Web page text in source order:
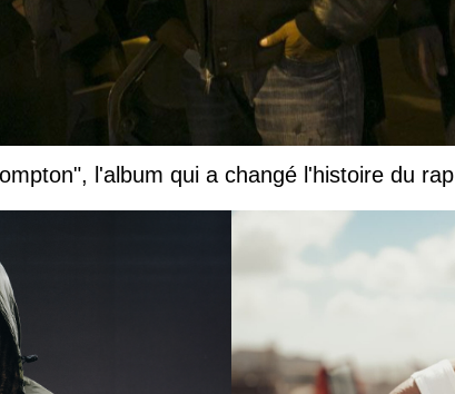
l'album qui a changé l'histoire du rap